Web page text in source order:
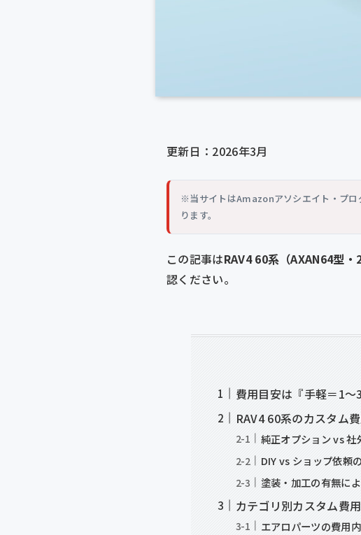
更新日：2026年3月
※当サイトはAmazonアソシエイト・プロ
ります。
この記事はRAV4 60系（AXAN64型・
認ください。
費用目安は『手軽＝1〜
RAV4 60系のカスタム
純正オプション vs 社
DIY vs ショップ依頼
塗装・加工の有無に
カテゴリ別カスタム費
エアロパーツの費用